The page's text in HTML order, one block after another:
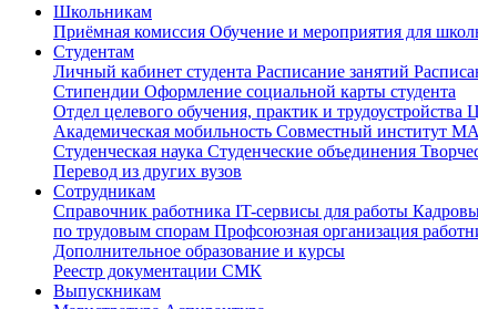
Школьникам
Приёмная комиссия Обучение и мероприятия для
Студентам
Личный кабинет студента Расписание занятий
Стипендии Оформление социальной карты студента
Отдел целевого обучения, практик и трудоустройства
Академическая мобильность Совместный институт
Студенческая наука Студенческие объединения
Перевод из других вузов
Сотрудникам
Cправочник работника IT-сервисы для работы
по трудовым спорам Профсоюзная организация
Дополнительное образование и курсы
Реестр документации СМК
Выпускникам